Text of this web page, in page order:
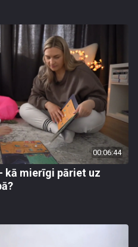
00:06:44
kā mierīgi pāriet uz